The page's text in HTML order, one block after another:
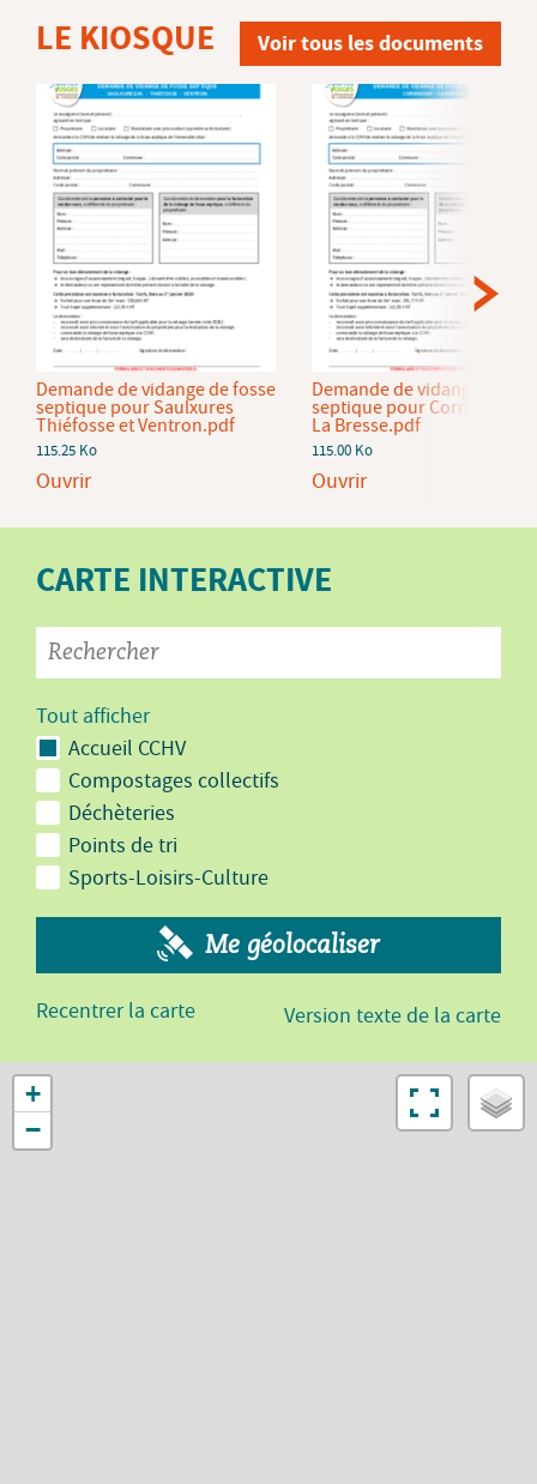
LE KIOSQUE Voir tous les documents
Demande de vidange de fosse
septique pour Saulxures
Thiéfosse et Ventron.pdf
115.25 Ko
Ouvrir
Demande de vidange de
septique pour Cornimont et
La Bresse.pdf
115.00 Ko
Ouvrir
CARTE INTERACTIVE
Tout afficher
Accueil CCHV
Compostages collectifs
Déchèteries
Points de tri
Sports-Loisirs-Culture
Me géolocaliser
Recentrer la carte Version texte de la carte
+
−